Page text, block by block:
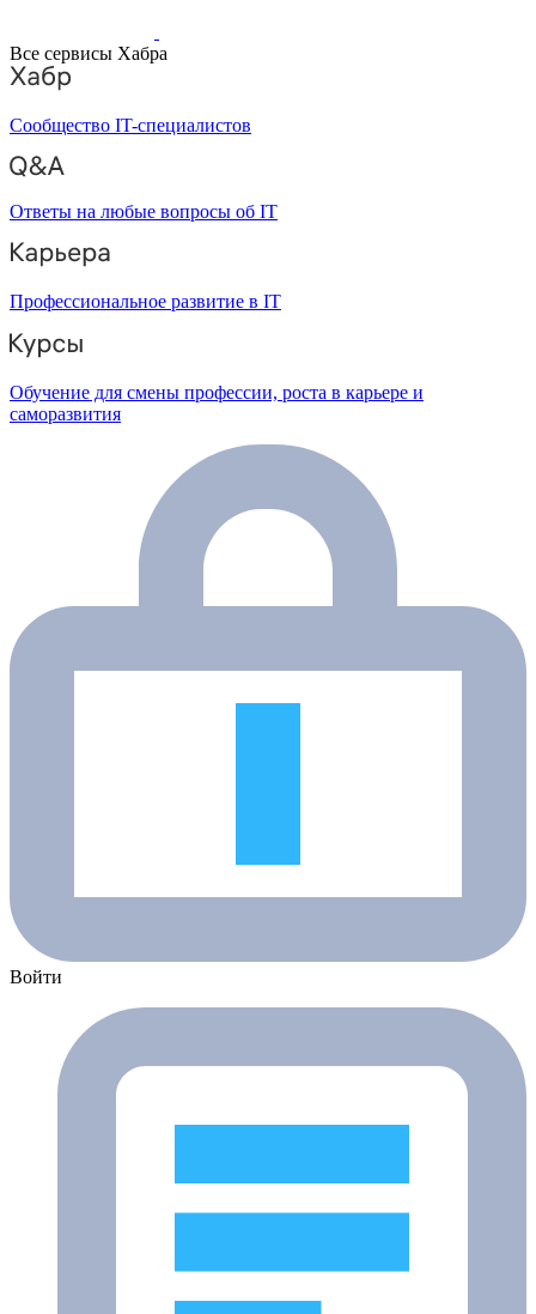
Все сервисы Хабра
Сообщество IT-специалистов
Ответы на любые вопросы об IT
Профессиональное развитие в IT
Обучение для смены профессии, роста в карьере и
саморазвития
Войти